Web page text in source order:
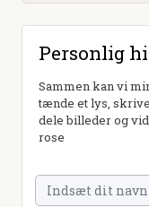
Personlig
Sammen kan vi
tænde et lys,
dele billeder og
rose